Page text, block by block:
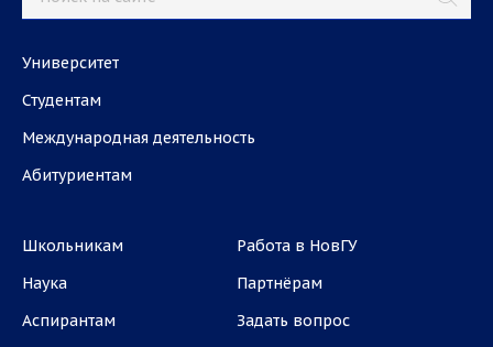
Университет
Студентам
Международная деятельность
Абитуриентам
Школьникам
Наука
Аспирантам
Работа в НовГУ
Партнёрам
Задать вопрос